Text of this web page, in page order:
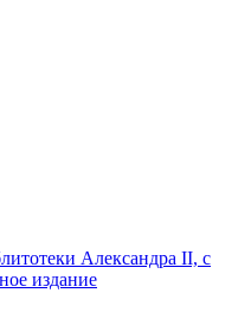
Александра II, с
издание